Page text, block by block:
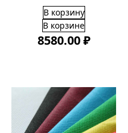
В корзину
В корзине
8580.00 ₽